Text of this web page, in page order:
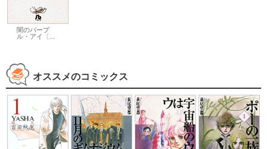
闇のパープ
ル・アイ〔...
オススメのコミックス